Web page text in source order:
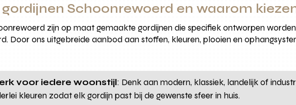
Schoonrewoerd en waarom
zijn op maat gemaakte gordijnen die specifiek ontworpen
Door ons uitgebreide aanbod aan stoffen, kleuren, plooien en
voor iedere woonstijl: Denk aan modern, klassiek, landelijk of
kleuren zodat elk gordijn past bij de gewenste sfeer in huis.